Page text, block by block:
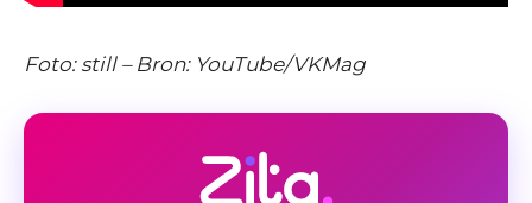
Foto: still – Bron: YouTube/VKMag